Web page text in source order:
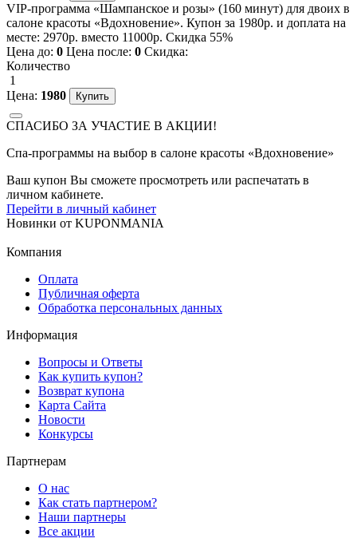
VIP-программа «Шампанское и розы» (160 минут) для двоих в
салоне красоты «Вдохновение». Купон за 1980р. и доплата на
месте: 2970р. вместо 11000р. Скидка 55%
Цена до: 0 Цена после: 0 Скидка:
Количество
1
Цена: 1980
СПАСИБО ЗА УЧАСТИЕ В АКЦИИ!
Спа-программы на выбор в салоне красоты «Вдохновение»
Ваш купон Вы сможете просмотреть или распечатать в
личном кабинете.
Перейти в личный кабинет
Новинки от KUPONMANIA
Компания
Оплата
Публичная оферта
Обработка персональных данных
Информация
Вопросы и Ответы
Как купить купон?
Возврат купона
Карта Сайта
Новости
Конкурсы
Партнерам
О нас
Как стать партнером?
Наши партнеры
Все акции